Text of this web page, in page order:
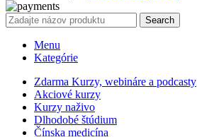
Search
Menu
Kategórie
Zdarma Kurzy, webináre a podcasty
Akciové kurzy
Kurzy naživo
Dlhodobé štúdium
Čínska medicína